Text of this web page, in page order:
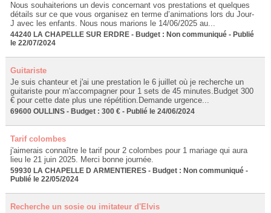
Nous souhaiterions un devis concernant vos prestations et quelques
détails sur ce que vous organisez en terme d’animations lors du Jour-
J avec les enfants. Nous nous marions le 14/06/2025 au...
44240 LA CHAPELLE SUR ERDRE - Budget : Non communiqué - Publié
le 22/07/2024
Guitariste
Je suis chanteur et j'ai une prestation le 6 juillet où je recherche un
guitariste pour m'accompagner pour 1 sets de 45 minutes.Budget 300
€ pour cette date plus une répétition.Demande urgence...
69600 OULLINS - Budget : 300 € - Publié le 24/06/2024
Tarif colombes
j'aimerais connaître le tarif pour 2 colombes pour 1 mariage qui aura
lieu le 21 juin 2025. Merci bonne journée.
59930 LA CHAPELLE D ARMENTIERES - Budget : Non communiqué -
Publié le 22/05/2024
Recherche un sosie ou imitateur d'Elvis